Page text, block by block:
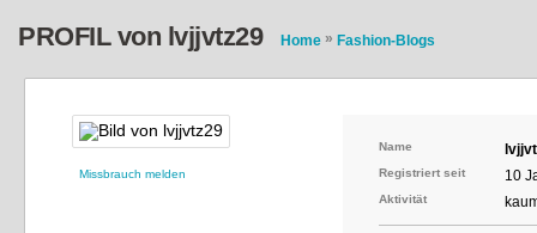
PROFIL von lvjjvtz29 Home » Fashion-Blogs
Missbrauch melden
Name
Registriert seit 10
Aktivität